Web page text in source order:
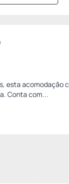
esta
Conta com...